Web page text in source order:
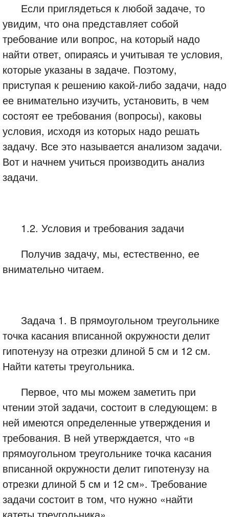
Если приглядеться к любой задаче, то
увидим, что она представляет собой
требование или вопрос, на который надо
найти ответ, опираясь и учитывая те условия,
которые указаны в задаче. Поэтому,
приступая к решению какой-либо задачи, надо
ее внимательно изучить, установить, в чем
состоят ее требования (вопросы), каковы
условия, исходя из которых надо решать
задачу. Все это называется анализом задачи.
Вот и начнем учиться производить анализ
задачи.
1.2. Условия и требования задачи
Получив задачу, мы, естественно, ее
внимательно читаем.
Задача 1. В прямоугольном треугольнике
точка касания вписанной окружности делит
гипотенузу на отрезки длиной 5 см и 12 см.
Найти катеты треугольника.
Первое, что мы можем заметить при
чтении этой задачи, состоит в следующем: в
ней имеются определенные утверждения и
требования. В ней утверждается, что «в
прямоугольном треугольнике точка касания
вписанной окружности делит гипотенузу на
отрезки длиной 5 см и 12 см». Требование
задачи состоит в том, что нужно «найти